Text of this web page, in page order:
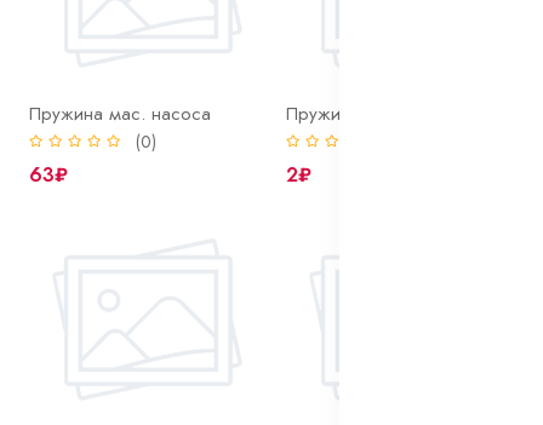
Пружина мас. насоса
(0)
63₽ 2₽